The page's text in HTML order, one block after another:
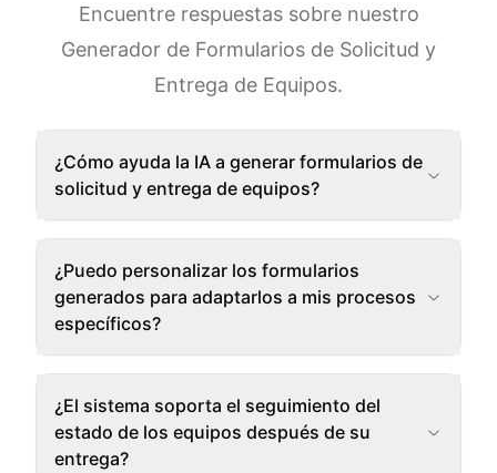
Encuentre respuestas sobre nuestro
Generador de Formularios de Solicitud y
Entrega de Equipos.
¿Cómo ayuda la IA a generar formularios de
solicitud y entrega de equipos?
¿Puedo personalizar los formularios
generados para adaptarlos a mis procesos
específicos?
¿El sistema soporta el seguimiento del
estado de los equipos después de su
entrega?